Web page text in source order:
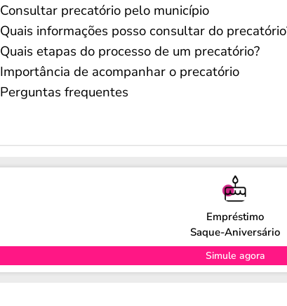
Consultar precatório pelo município
Quais informações posso consultar do
Quais etapas do processo de um precatório?
Importância de acompanhar o precatório
Perguntas frequentes
Empréstimo
Saque-Aniversário
Simule agora